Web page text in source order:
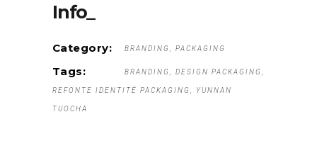
Info_
Category: BRANDING PACKAGING
Tags: BRANDING DESIGN PACKAGING
REFONTE IDENTITÉ PACKAGING YUNNAN
TUOCHA